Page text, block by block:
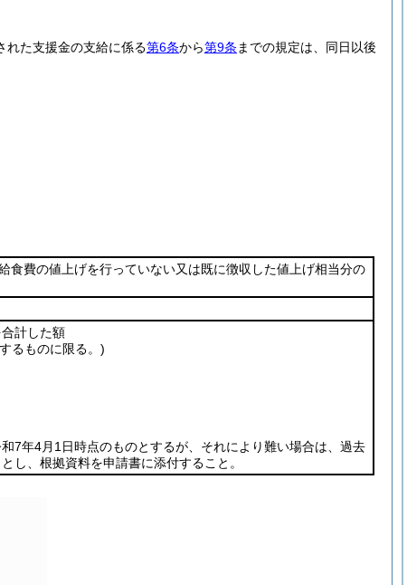
れた支援金の支給に係る第6条から第9条 までの規定は、同日以後
食費の値上げを行っていない又は既に徴収した値上げ相当分の
計した額
るものに限る。)
年4月1日時点のものとするが、それにより難い場合は、過去
し、根拠資料を申請書に添付すること。